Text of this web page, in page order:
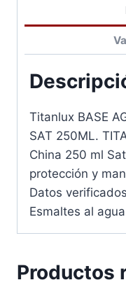
Titanlux BASE
SAT 250ML.
China 250 ml
protección y
Datos
Esmaltes al
Productos